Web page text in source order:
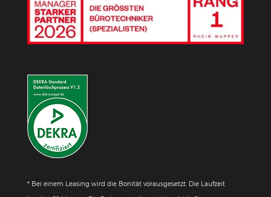
* Bei einem Leasing wird die Bonität vorausgesetzt. Die Laufzeit